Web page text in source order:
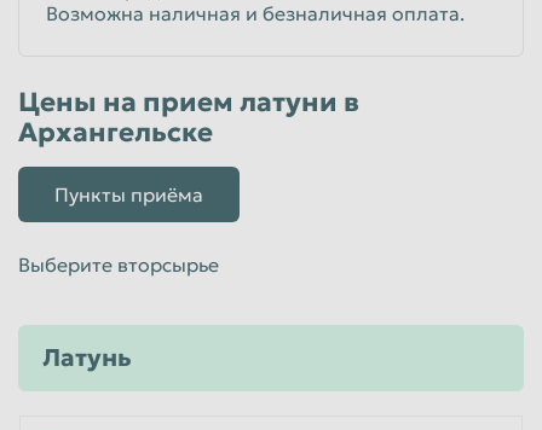
Возможна наличная и безналичная оплата.
Цены на прием латуни в
Архангельске
Пункты приёма
Выберите вторсырье
Латунь